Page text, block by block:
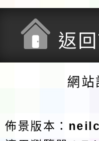
返
網
佈景版本：